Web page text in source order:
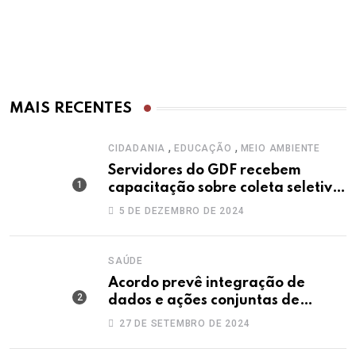
MAIS RECENTES
CIDADANIA ,EDUCAÇÃO , MEIO AMBIENTE
Servidores do GDF recebem
capacitação sobre coleta seletiva
solidária
5 DE DEZEMBRO DE 2024
SAÚDE
Acordo prevê integração de
dados e ações conjuntas de
secretarias contra a dengue
27 DE SETEMBRO DE 2024